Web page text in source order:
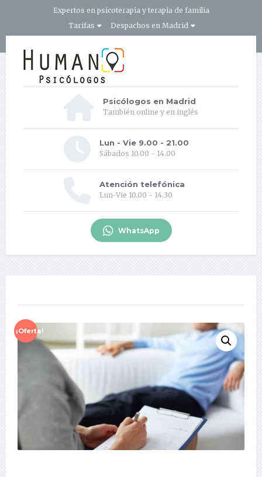
Expertos en psicoterapia y terapia de familia
Tarifas
Despachos en Madrid
Psicólogos en Madrid
También online y en inglés
Lun - Vie 9.00 - 21.00
Sábados 10.00 - 14.00
Atención telefónica
Lun-Vie 10.00 - 14.30
WhatsApp
¡Oferta!